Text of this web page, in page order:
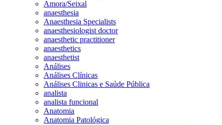
Amora/Seixal
anaesthesia
Anaesthesia Specialists
anaesthesiologist doctor
anaesthetic practitioner
anaesthetics
anaesthetist
Análises
Análises Clínicas
Análises Clinicas e Saúde Pública
analista
analista funcional
Anatomia
Anatomia Patológica